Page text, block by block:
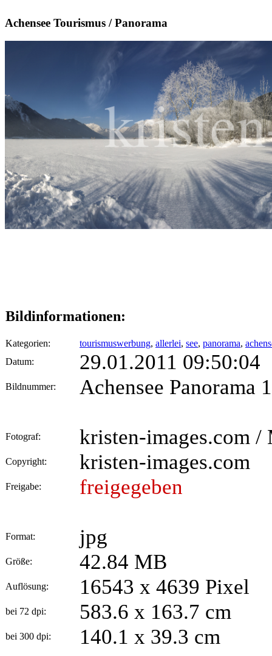
Achensee Tourismus / Panorama
Bildinformationen:
Kategorien: tourismuswerbung, allerlei, see, panorama,
Datum:
29.01.2011 09:50:04
Bildnummer: Achensee Panorama
Fotograf: kristen-images.com
Copyright: kristen-images.com
Freigabe: freigegeben
Format: jpg
Größe: 42.84 MB
Auflösung: 16543 x 4639 Pixel
bei 72 dpi: 583.6 x 163.7 cm
bei 300 dpi: 140.1 x 39.3 cm